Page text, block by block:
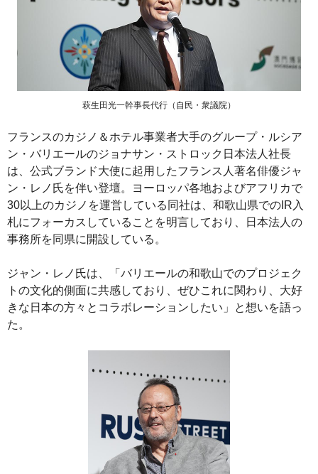
萩生田光一幹事長代行（自民・衆議院）
フランスのカジノ＆ホテル事業者大手のグループ・ルシア
ン・バリエールのジョナサン・ストロック日本法人社長
は、公式ブランド大使に起用したフランス人著名俳優ジャ
ン・レノ氏を伴い登壇。ヨーロッパ各地およびアフリカで
30以上のカジノを運営している同社は、和歌山県でのIR入
札にフォーカスしていることを明言しており、日本法人の
事務所を同県に開設している。
ジャン・レノ氏は、「バリエールの和歌山でのプロジェク
トの文化的側面に共感しており、ぜひこれに関わり、大好
きな日本の方々とコラボレーションしたい」と想いを語っ
た。